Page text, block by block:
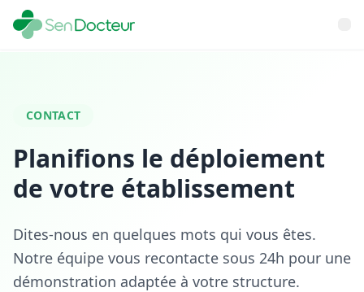
CONTACT
Planifions le déploiement
de votre établissement
Dites-nous en quelques mots qui vous êtes.
Notre équipe vous recontacte sous 24h pour une
démonstration adaptée à votre structure.